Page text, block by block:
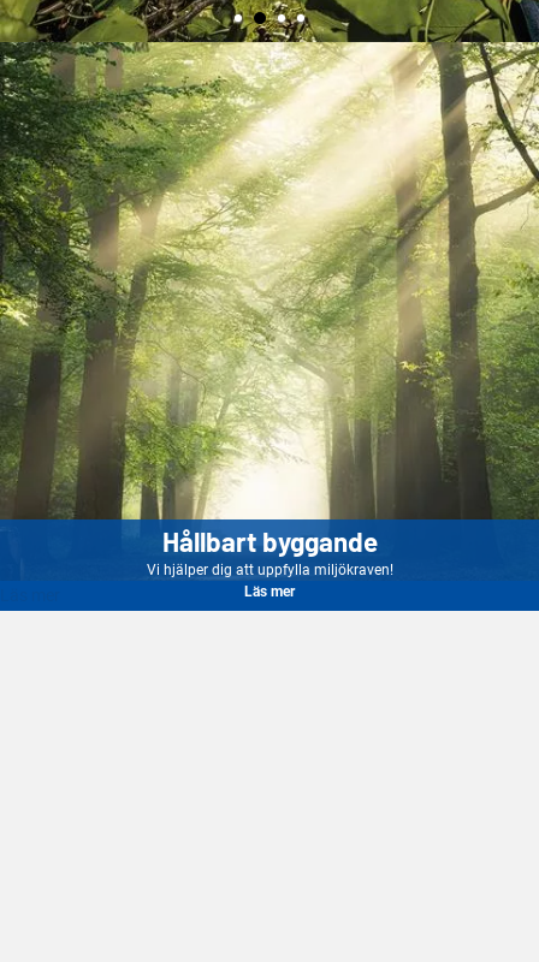
Hållbart byggande
Vi hjälper dig att uppfylla miljökraven!
Läs mer